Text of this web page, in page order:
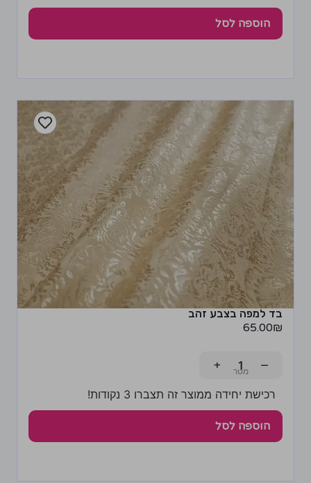
הוספה לסל
בד למפה בצבע זהב
65.00₪
−
+
רכישת יחידה ממוצר זה תצברו 3 נקודות!
הוספה לסל